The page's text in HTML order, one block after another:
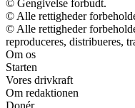
© Gengivelse forbudt.
© Alle rettigheder
© Alle rettigheder
reproduceres, distribueres,
Om os
Starten
Vores drivkraft
Om redaktionen
Donér